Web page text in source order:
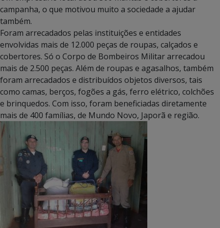
campanha, o que motivou muito a sociedade a ajudar
também.
Foram arrecadados pelas instituições e entidades
envolvidas mais de 12.000 peças de roupas, calçados e
cobertores. Só o Corpo de Bombeiros Militar arrecadou
mais de 2.500 peças. Além de roupas e agasalhos, também
foram arrecadados e distribuídos objetos diversos, tais
como camas, berços, fogões a gás, ferro elétrico, colchões
e brinquedos. Com isso, foram beneficiadas diretamente
mais de 400 famílias, de Mundo Novo, Japorã e região.